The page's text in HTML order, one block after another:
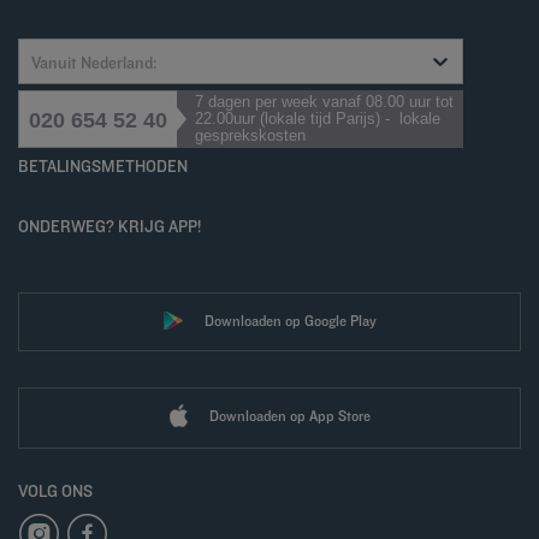
Vanuit Nederland:
020 654 52 40
7 dagen per week vanaf 08.00 uur tot
22.00uur (lokale tijd Parijs) - lokale
gesprekskosten
BETALINGSMETHODEN
ONDERWEG? KRIJG APP!
Downloaden op Google Play
Downloaden op App Store
VOLG ONS